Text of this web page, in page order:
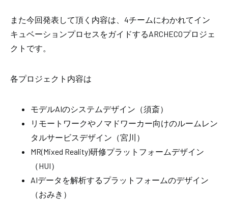
また今回発表して頂く内容は、4チームにわかれてイン
キュベーションプロセスをガイドするARCHECOプロジェ
クトです。
各プロジェクト内容は
モデルAIのシステムデザイン（須斎）
リモートワークやノマドワーカー向けのルームレン
タルサービスデザイン（宮川）
MR(Mixed Reality)研修プラットフォームデザイン
（HUI）
AIデータを解析するプラットフォームのデザイン
（おみき）